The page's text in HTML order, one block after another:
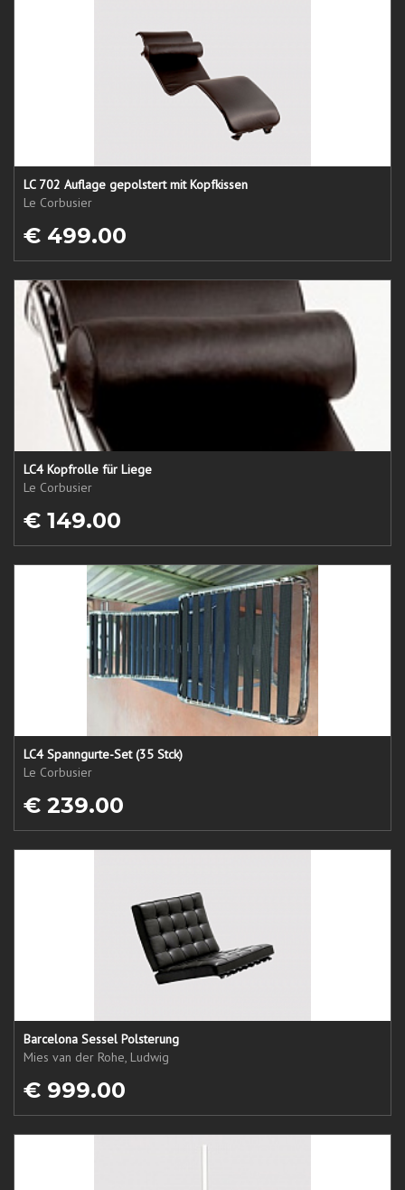
LC 702 Auflage gepolstert mit Kopfkissen
Le Corbusier
€ 499.00
LC4 Kopfrolle für Liege
Le Corbusier
€ 149.00
LC4 Spanngurte-Set (35 Stck)
Le Corbusier
€ 239.00
Barcelona Sessel Polsterung
Mies van der Rohe, Ludwig
€ 999.00